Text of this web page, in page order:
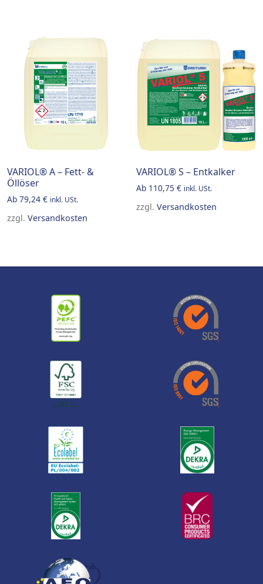
VARIOL® A – Fett- &
Öllöser
Ab 79,24 € inkl. USt.
zzgl. Versandkosten
VARIOL® S – Entkalker
Ab 110,75€ inkl. USt.
zzgl.Versandkosten